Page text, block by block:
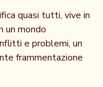
quasi tutti, vive in
un mondo
e problemi, un
frammentazione